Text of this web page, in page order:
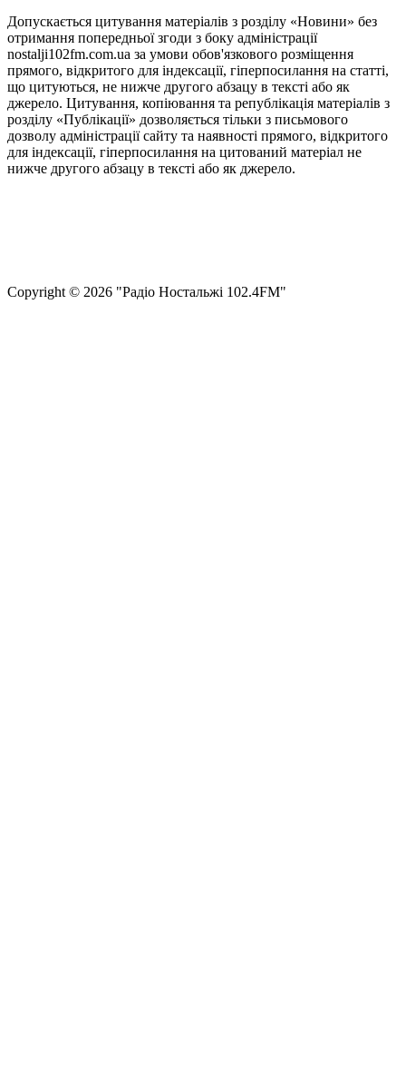
Допускається цитування матеріалів з розділу «Новини» без
отримання попередньої згоди з боку адміністрації
nostalji102fm.com.ua за умови обов'язкового розміщення
прямого, відкритого для індексації, гіперпосилання на статті,
що цитуються, не нижче другого абзацу в тексті або як
джерело. Цитування, копіювання та републікація матеріалів з
розділу «Публікації» дозволяється тільки з письмового
дозволу адміністрації сайту та наявності прямого, відкритого
для індексації, гіперпосилання на цитований матеріал не
нижче другого абзацу в тексті або як джерело.
Сopyright © 2026 "Радіо Ностальжі 102.4FM"